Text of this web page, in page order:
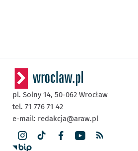
pl. Solny 14, 50-062 Wrocław
tel. 71 776 71 42
e-mail: redakcja@araw.pl